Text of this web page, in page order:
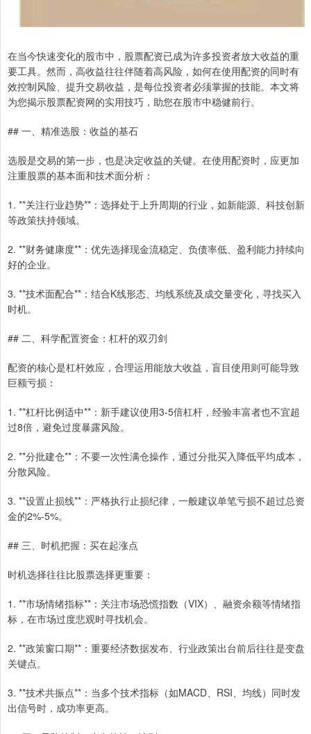
在当今快速变化的股市中，股票配资已成为许多投资者放大收益的重
要工具。然而，高收益往往伴随着高风险，如何在使用配资的同时有
效控制风险、提升交易收益，是每位投资者必须掌握的技能。本文将
为您揭示股票配资网的实用技巧，助您在股市中稳健前行。
## 一、精准选股：收益的基石
选股是交易的第一步，也是决定收益的关键。在使用配资时，应更加
注重股票的基本面和技术面分析：
1. **关注行业趋势**：选择处于上升周期的行业，如新能源、科技创新
等政策扶持领域。
2. **财务健康度**：优先选择现金流稳定、负债率低、盈利能力持续向
好的企业。
3. **技术面配合**：结合K线形态、均线系统及成交量变化，寻找买入
时机。
## 二、科学配置资金：杠杆的双刃剑
配资的核心是杠杆效应，合理运用能放大收益，盲目使用则可能导致
巨额亏损：
1. **杠杆比例适中**：新手建议使用3-5倍杠杆，经验丰富者也不宜超
过8倍，避免过度暴露风险。
2. **分批建仓**：不要一次性满仓操作，通过分批买入降低平均成本，
分散风险。
3. **设置止损线**：严格执行止损纪律，一般建议单笔亏损不超过总资
金的2%-5%。
## 三、时机把握：买在起涨点
时机选择往往比股票选择更重要：
1. **市场情绪指标**：关注市场恐慌指数（VIX）、融资余额等情绪指
标，在市场过度悲观时寻找机会。
2. **政策窗口期**：重要经济数据发布、行业政策出台前后往往是变盘
关键点。
3. **技术共振点**：当多个技术指标（如MACD、RSI、均线）同时发
出信号时，成功率更高。